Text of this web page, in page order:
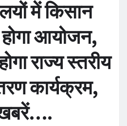
में किसान
आयोजन,
राज्य स्तरीय
कार्यक्रम,